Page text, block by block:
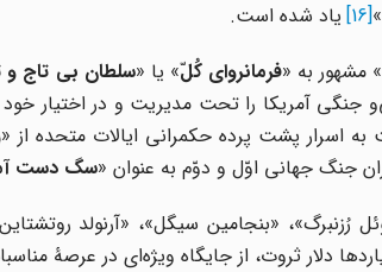
»
[16]
یاد شده است.
» مشهور به «فرمانروای کُلّ» یا «سلطان بی تاج
جنگی آمریکا را تحت مدیریت و در اختیار
اسرار پشت پرده حکمرانی ایالات متحده از «
جنگ جهانی اوّل و دوّم به عنوان «سگ دست
رُزنبرگ»، «بنجامین سیگل»، «آرنولد
دلار ثروت، از جایگاه ویژه‌ای در عرصۀ